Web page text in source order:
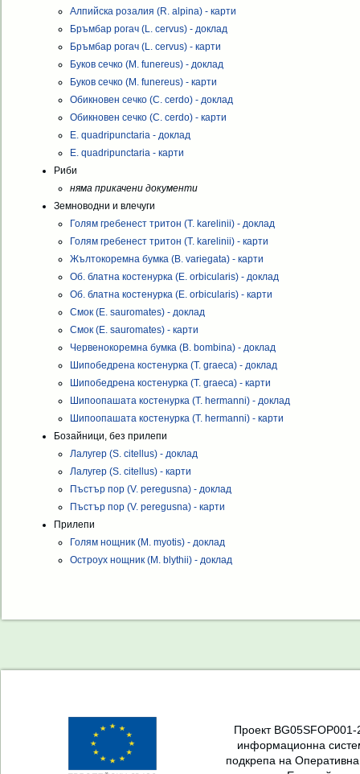
Алпийска розалия (R. alpina) - карти
Бръмбар рогач (L. cervus) - доклад
Бръмбар рогач (L. cervus) - карти
Буков сечко (M. funereus) - доклад
Буков сечко (M. funereus) - карти
Обикновен сечко (C. cerdo) - доклад
Обикновен сечко (C. cerdo) - карти
E. quadripunctaria - доклад
E. quadripunctaria - карти
Риби
няма прикачени документи
Земноводни и влечуги
Голям гребенест тритон (T. karelinii) - доклад
Голям гребенест тритон (T. karelinii) - карти
Жълтокоремна бумка (B. variegata) - карти
Об. блатна костенурка (E. orbicularis) - доклад
Об. блатна костенурка (E. orbicularis) - карти
Смок (E. sauromates) - доклад
Смок (E. sauromates) - карти
Червенокоремна бумка (B. bombina) - доклад
Шипобедрена костенурка (T. graeca) - доклад
Шипобедрена костенурка (T. graeca) - карти
Шипоопашата костенурка (T. hermanni) - доклад
Шипоопашата костенурка (T. hermanni) - карти
Бозайници, без прилепи
Лалугер (S. citellus) - доклад
Лалугер (S. citellus) - карти
Пъстър пор (V. peregusna) - доклад
Пъстър пор (V. peregusna) - карти
Прилепи
Голям нощник (M. myotis) - доклад
Остроух нощник (M. blythii) - доклад
Проект
информационна
подкрепа на